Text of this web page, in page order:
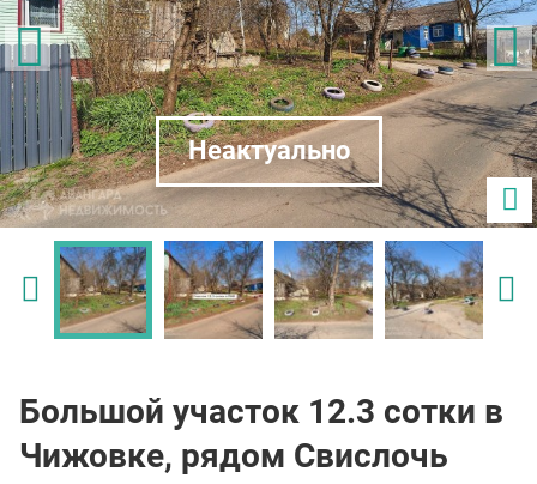
Неактуально
Большой участок 12.3 сотки в
Чижовке, рядом Свислочь